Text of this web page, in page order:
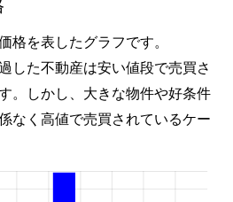
格を表したグラフです。
した不動産は安い値段で売買さ
。しかし、大きな物件や好条件
なく高値で売買されているケー